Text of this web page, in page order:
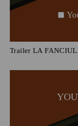
Trailer LA